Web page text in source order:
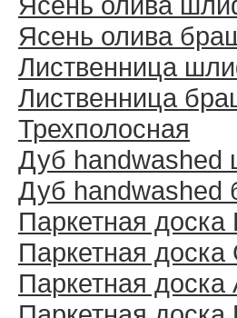
Ясень олива
Лиственница
Лиственница
Трехполосная
Дуб
Дуб handwashed
Паркетная доска
Паркетная доска
Паркетная доска